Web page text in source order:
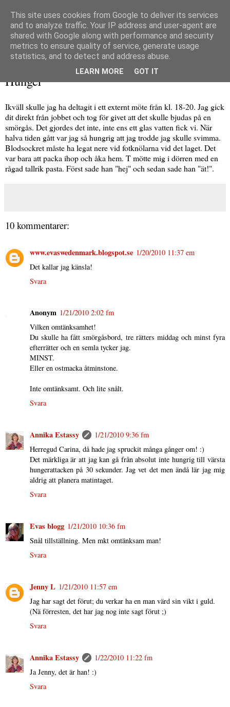
Hunger
Ikväll skulle jag ha deltagit i ett externt möte från kl. 18-20. Jag gick
dit direkt från jobbet och tog för givet att det skulle bjudas på en
smörgås. Det gjordes det inte, inte ens ett glas vatten fick vi. När
halva tiden gått var jag så hungrig att jag trodde jag skulle svimma.
Blodsockret måste ha legat nere vid fotknölarna vid det laget. Det
var bara att packa ihop och åka hem. T mötte mig i dörren med en
rågad tallrik pasta. Först sade han "hej" och sedan sade han "ät!".
10 kommentarer:
www.evaswedenmark.blogspot.se 1/20/2010 11:37 em
Det kallar jag känsla!
Svara
Anonym 1/21/2010 2:02 fm
Vilken omtänksamhet!
Du skulle ha fått smörgåsbord, tre rätters middag och minst fyra
efterrätter och en semla tycker jag.
MINST.
Eller en ostmacka åtminstone.
Inte omtänksamt. Och lite snålt.
Svara
Annika Estassy
1/21/2010 9:36 fm
Herregud Carina, då hade jag spruckit många gånger om! :)
Det märkliga är att jag kan gå från absolut inte hungrig till värsta
hungerattacken på 30 sekunder. Jag vet det men ändå lär jag mig
aldrig att planera matintaget.
Svara
Evas blogg 1/21/2010 10:36 fm
Snål tillställning. Men mkt omtänksam man!
Svara
Jenny L 1/21/2010 11:57 em
Jag har sagt det förut; du verkar ha en man värd sin vikt i guld.
(Nä förresten, det har jag nog inte sagt förut ;)
Svara
Annika Estassy
1/22/2010 11:22 fm
Ja Jenny, det är han! :)
Svara
This site uses cookies from Google to deliver its services
and to analyze traffic. Your IP address and user-agent are
shared with Google along with performance and security
metrics to ensure quality of service, generate usage
statistics, and to detect and address abuse.
LEARN MORE GOT IT